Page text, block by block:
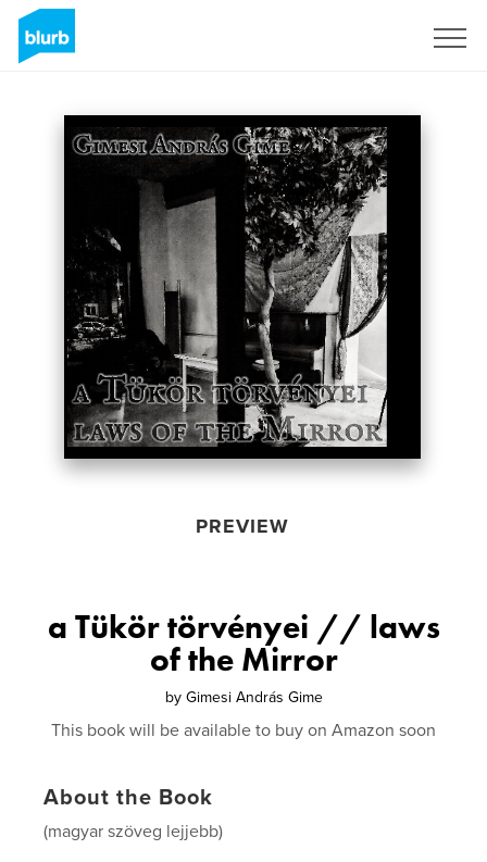
PREVIEW
a Tükör törvényei // laws
of the Mirror
by Gimesi András Gime
This book will be available to buy on Amazon soon
About the Book
(magyar szöveg lejjebb)